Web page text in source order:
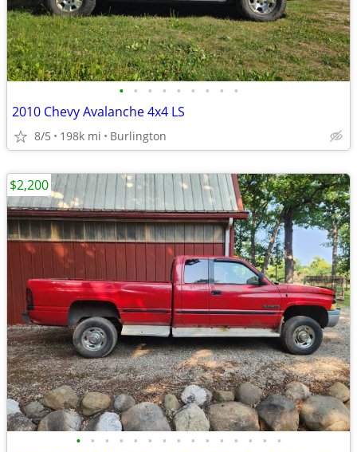
• • • • • • • • •
2010 Chevy Avalanche 4x4 LS
8/5 198k mi Burlington
• • • • • • • • • • • • • • •
$2,200